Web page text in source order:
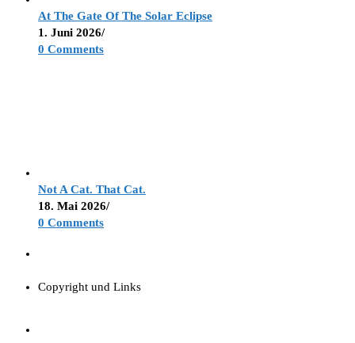
At The Gate Of The Solar Eclipse
1. Juni 2026/
0 Comments
Not A Cat. That Cat.
18. Mai 2026/
0 Comments
Copyright und Links